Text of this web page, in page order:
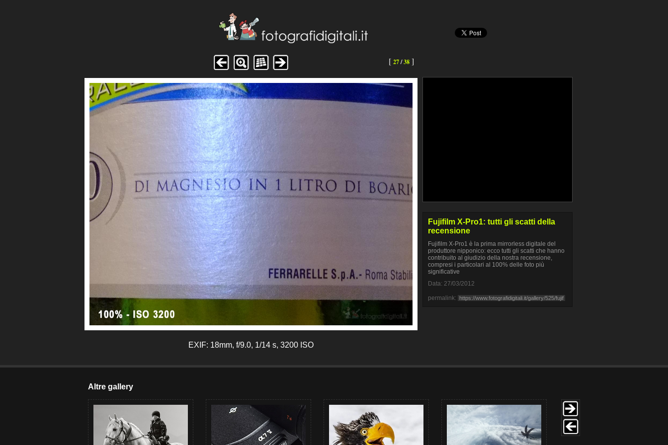
[ 27/38]
EXIF: 18mm, f/9.0, 1/14 s, 3200 ISO
Fujifilm X-Pro1: tutti gli scatti della
recensione
Fujifilm X-Pro1 è la prima mirrorless digitale del
produttore nipponico: ecco tutti gli scatti che hanno
contribuito al giudizio della nostra recensione,
compresi i particolari al 100% delle foto più
significative
Data: 27/03/2012
permalink:
Altre gallery